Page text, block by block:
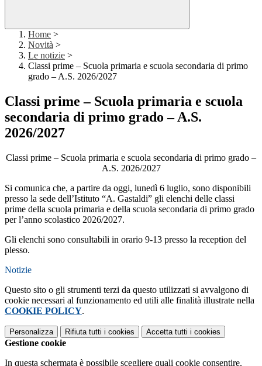
Home >
Novità >
Le notizie >
Classi prime – Scuola primaria e scuola secondaria di primo
grado – A.S. 2026/2027
Classi prime – Scuola primaria e scuola
secondaria di primo grado – A.S.
2026/2027
Classi prime – Scuola primaria e scuola secondaria di primo grado –
A.S. 2026/2027
Si comunica che, a partire da oggi, lunedì 6 luglio, sono disponibili
presso la sede dell’Istituto “A. Gastaldi” gli elenchi delle classi
prime della scuola primaria e della scuola secondaria di primo grado
per l’anno scolastico 2026/2027.
Gli elenchi sono consultabili in orario 9-13 presso la reception del
plesso.
Notizie
Questo sito o gli strumenti terzi da questo utilizzati si avvalgono di
cookie necessari al funzionamento ed utili alle finalità illustrate nella
COOKIE POLICY.
Personalizza Rifiuta tutti i cookies Accetta tutti i cookies
Gestione cookie
In questa schermata è possibile scegliere quali cookie consentire.